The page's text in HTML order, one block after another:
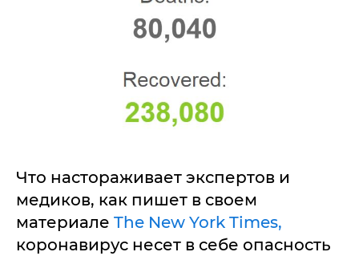
Что настораживает экспертов и
медиков, как пишет в своем
материале The New York Times,
коронавирус несет в себе опасность